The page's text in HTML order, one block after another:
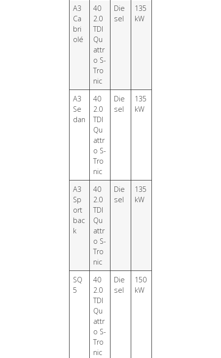
A3
Ca
bri
olé
40
2.0
TDI
Qu
attr
o S-
Tro
nic
Die
sel
135
kW
A3
Se
dan
40
2.0
TDI
Qu
attr
o S-
Tro
nic
Die
sel
135
kW
A3
Sp
ort
bac
k
40
2.0
TDI
Qu
attr
o S-
Tro
nic
Die
sel
135
kW
SQ
5
40
2.0
TDI
Qu
attr
o S-
Tro
nic
Die
sel
150
kW